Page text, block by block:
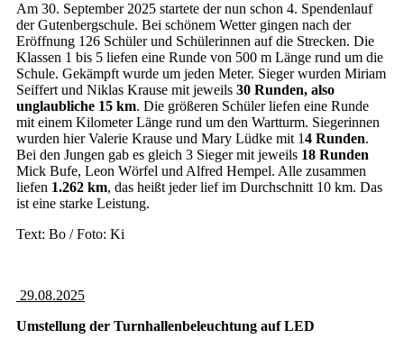
Am 30. September 2025 startete der nun schon 4. Spendenlauf
der Gutenbergschule. Bei schönem Wetter gingen nach der
Eröffnung 126 Schüler und Schülerinnen auf die Strecken. Die
Klassen 1 bis 5 liefen eine Runde von 500 m Länge rund um die
Schule. Gekämpft wurde um jeden Meter. Sieger wurden Miriam
Seiffert und Niklas Krause mit jeweils 30 Runden, also
unglaubliche 15 km. Die größeren Schüler liefen eine Runde
mit einem Kilometer Länge rund um den Wartturm. Siegerinnen
wurden hier Valerie Krause und Mary Lüdke mit 14 Runden.
Bei den Jungen gab es gleich 3 Sieger mit jeweils 18 Runden
Mick Bufe, Leon Wörfel und Alfred Hempel. Alle zusammen
liefen 1.262 km, das heißt jeder lief im Durchschnitt 10 km. Das
ist eine starke Leistung.
Text: Bo / Foto: Ki
29.08.2025
Umstellung der Turnhallenbeleuchtung auf LED